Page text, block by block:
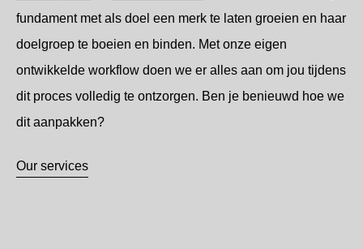
fundament met als doel een merk te laten groeien en haar
doelgroep te boeien en binden. Met onze eigen
ontwikkelde workflow doen we er alles aan om jou tijdens
dit proces volledig te ontzorgen. Ben je benieuwd hoe we
dit aanpakken?
Our services